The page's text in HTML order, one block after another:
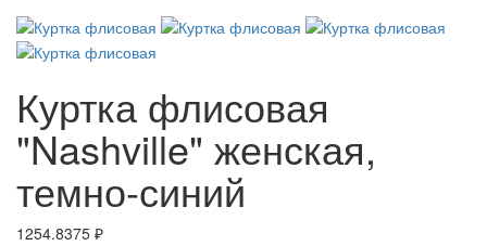
Куртка флисовая
"Nashville" женская,
темно-синий
1254.8375 ₽